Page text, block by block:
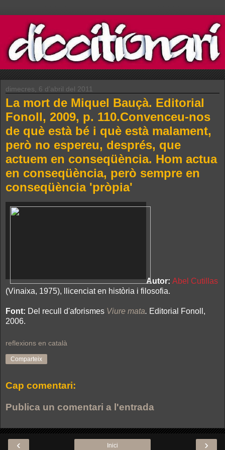
dimecres, 6 d’abril del 2011
La mort de Miquel Bauçà. Editorial
Fonoll, 2009, p. 110.Convenceu-nos
de què està bé i què està malament,
però no espereu, després, que
actuem en conseqüència. Hom actua
en conseqüència, però sempre en
conseqüència 'pròpia'
Autor: Abel Cutillas
(Vinaixa, 1975), llicenciat en història i filosofia.
Font: Del recull d'aforismes Viure mata. Editorial Fonoll,
2006.
reflexions en català
Comparteix
Cap comentari:
Publica un comentari a l'entrada
‹ ›
Inici